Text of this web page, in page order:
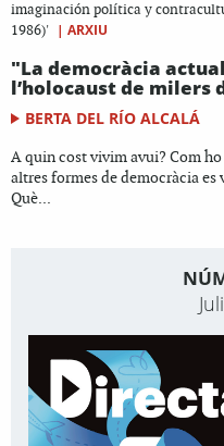
imaginación política y
1986)' | ARXIU
"La democràcia
l’holocaust de milers
BERTA DEL RÍO ALCALÁ
A quin cost vivim avui? Com
altres formes de democràcia
Què...